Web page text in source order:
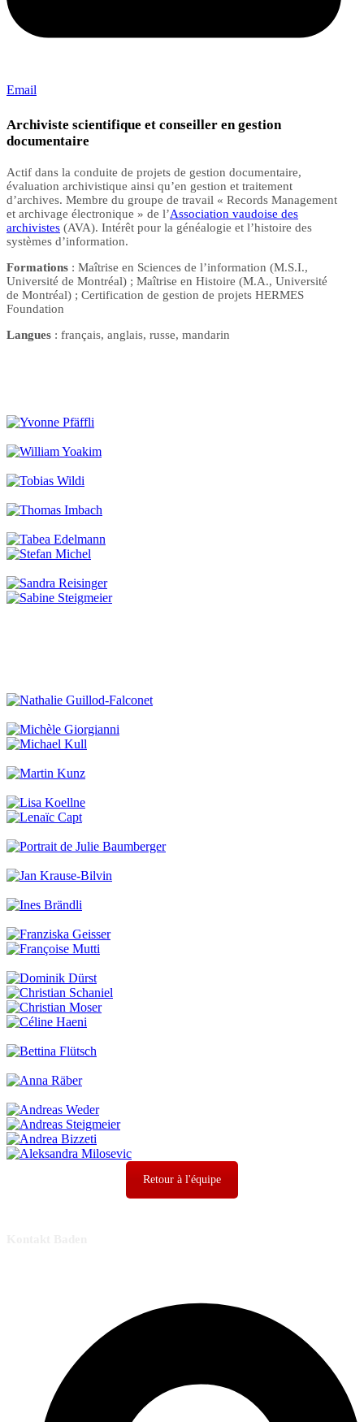
Email
Archiviste scientifique et conseiller en gestion
documentaire
Actif dans la conduite de projets de gestion documentaire,
évaluation archivistique ainsi qu’en gestion et traitement
d’archives. Membre du groupe de travail « Records Management
et archivage électronique » de l’Association vaudoise des
archivistes (AVA). Intérêt pour la généalogie et l’histoire des
systèmes d’information.
Formations : Maîtrise en Sciences de l’information (M.S.I.,
Université de Montréal) ; Maîtrise en Histoire (M.A., Université
de Montréal) ; Certification de gestion de projets HERMES
Foundation
Langues : français, anglais, russe, mandarin
Retour à l'équipe